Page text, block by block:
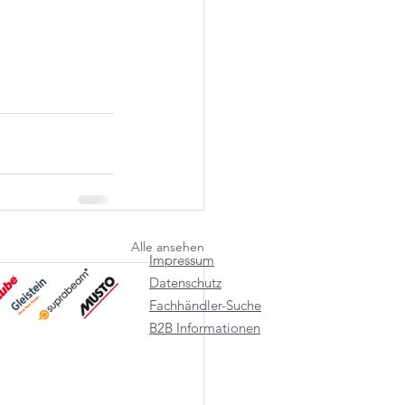
Alle ansehen
Impressum
Datenschutz
Fachhändler-Suche
B2B Informationen